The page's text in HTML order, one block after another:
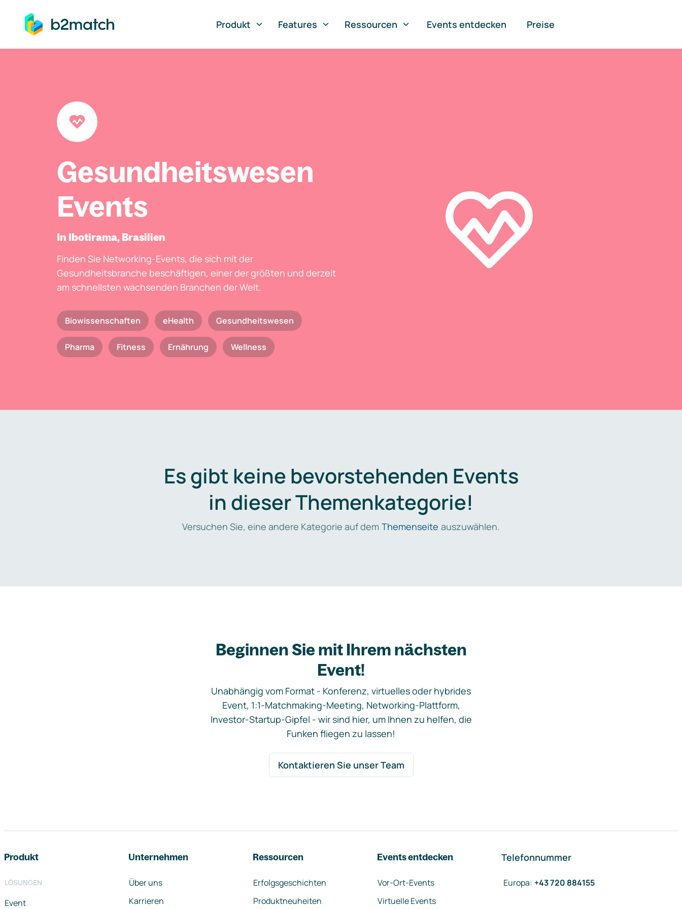
springen
Produkt
Features Ressourcen Events entdecken Preise
Gesundheitswesen
Events
In Ibotirama, Brasilien
Finden Sie Networking-Events, die sich mit der
Gesundheitsbranche beschäftigen, einer der größten und derzeit
am schnellsten wachsenden Branchen der Welt.
Biowissenschaften eHealth Gesundheitswesen
Pharma Fitness Ernährung Wellness
Es gibt keine bevorstehenden Events
in dieser Themenkategorie!
Versuchen Sie, eine andere Kategorie auf dem Themenseite auszuwählen.
Beginnen Sie mit Ihrem nächsten
Event!
Unabhängig vom Format - Konferenz, virtuelles oder hybrides
Event, 1:1-Matchmaking-Meeting, Networking-Plattform,
Investor-Startup-Gipfel - wir sind hier, um Ihnen zu helfen, die
Funken fliegen zu lassen!
Kontaktieren Sie unser Team
Produkt
LÖSUNGEN
Event
Unternehmen
Über uns
Karrieren
Ressourcen
Erfolgsgeschichten
Produktneuheiten
Events entdecken
Vor-Ort-Events
Virtuelle Events
Telefonnummer
Europa: +43 720 884155